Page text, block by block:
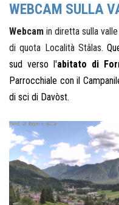
WEBCAM SULLA
Webcam in diretta sulla
di quota Località Stâlas.
sud verso l'abitato di
Parrocchiale con il
di sci di Davòst.